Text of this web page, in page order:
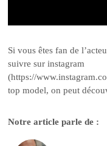
Si vous êtes fan de
suivre sur instagram
(https://
top model, on peut
Notre article parle de :